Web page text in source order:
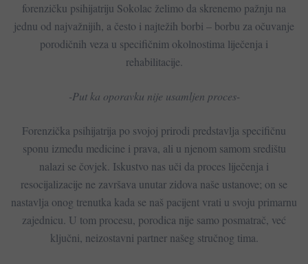
forenzičku psihijatriju Sokolac želimo da skrenemo pažnju na
jednu od najvažnijih, a često i najtežih borbi – borbu za očuvanje
porodičnih veza u specifičnim okolnostima liječenja i
rehabilitacije.
-​Put ka oporavku nije usamljen proces-
Forenzička psihijatrija po svojoj prirodi predstavlja specifičnu
sponu između medicine i prava, ali u njenom samom središtu
nalazi se čovjek. Iskustvo nas uči da proces liječenja i
resocijalizacije ne završava unutar zidova naše ustanove; on se
nastavlja onog trenutka kada se naš pacijent vrati u svoju primarnu
zajednicu. U tom procesu, porodica nije samo posmatrač, već
ključni, neizostavni partner našeg stručnog tima.